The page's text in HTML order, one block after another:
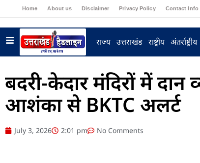
Home About us Disclaimer Privacy Policy Contact Info
राज्य उत्तराखंड राष्ट्रीय अंतर्राष्ट्रीय
बदरी-केदार मंदिरों में
आशंका से BKTC अलर्ट
July 3, 2026 2:01 pm No Comments